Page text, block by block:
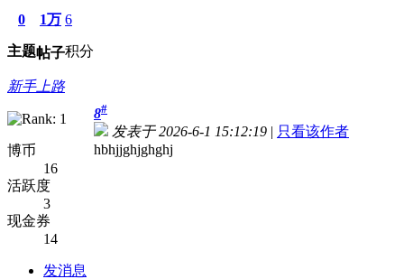
0
主题
1万
帖子
6
积分
新手上路
博币
16
活跃度
3
现金券
14
发消息
8#
发表于 2026-6-1 15:12:19 | 只看该作者
hbhjjghjghghj